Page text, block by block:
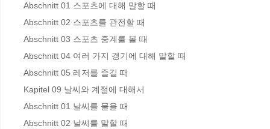
Abschnitt 01 스포츠에 대해 말할 때
Abschnitt 02 스포츠를 관전할 때
Abschnitt 03 스포츠 중계를 볼 때
Abschnitt 04 여러 가지 경기에 대해 말할 때
Abschnitt 05 레저를 즐길 때
Kapitel 09 날씨와 계절에 대해서
Abschnitt 01 날씨를 물을 때
Abschnitt 02 날씨를 말할 때